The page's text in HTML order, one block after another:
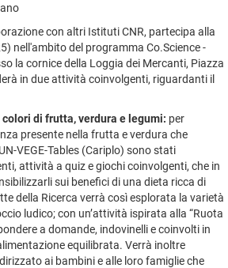
con altri Istituti CNR, partecipa alla
nell'ambito del programma Co.Science -
la cornice della Loggia dei Mercanti, Piazza
in due attività coinvolgenti, riguardanti il
di frutta, verdura e legumi: per
presente nella frutta e verdura che
VEGE-Tables (Cariplo) sono stati
attività a quiz e giochi coinvolgenti, che in
sui benefici di una dieta ricca di
della Ricerca verrà così esplorata la varietà
ludico; con un’attività ispirata alla “Ruota
a domande, indovinelli e coinvolti in
equilibrata. Verrà inoltre
ai bambini e alle loro famiglie che